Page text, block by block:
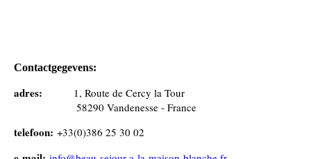
Contactgegevens:
adres:
1, Route de Cercy la Tour
58290 Vandenesse - France
telefoon: +33(0)386 25 30 02